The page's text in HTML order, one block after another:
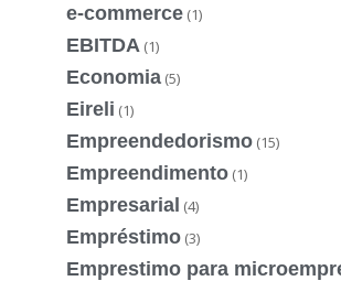
e-commerce (1)
EBITDA (1)
Economia (5)
Eireli (1)
Empreendedorismo (15)
Empreendimento (1)
Empresarial (4)
Empréstimo (3)
Emprestimo para